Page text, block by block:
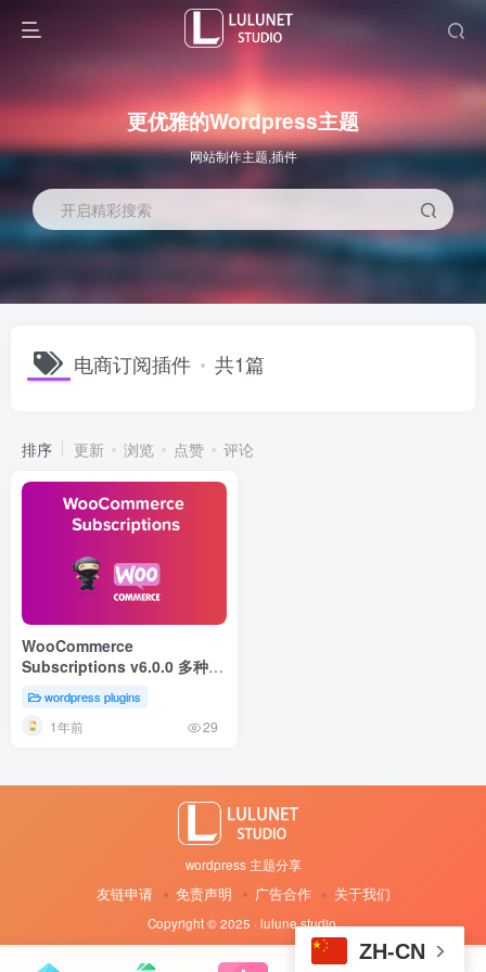
更优雅的Wordpress主题
网站制作主题,插件
开启精彩搜索
电商订阅插件 共1篇
排序 更新 浏览 点赞 评论
WooCommerce
Subscriptions v6.0.0 多种产
品订阅插件
wordpress plugins
1年前 29
wordpress 主题分享
友链申请 免责声明 广告合作 关于我们
Copyright © 2025 · lulune studio·
ZH-CN